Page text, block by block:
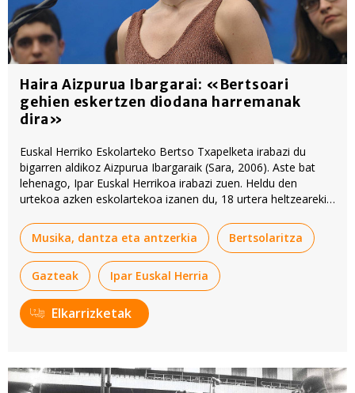
Haira Aizpurua Ibargarai: «Bertsoari
gehien eskertzen diodana harremanak
dira»
Euskal Herriko Eskolarteko Bertso Txapelketa irabazi du
bigarren aldikoz Aizpurua Ibargaraik (Sara, 2006). Aste bat
lehenago, Ipar Euskal Herrikoa irabazi zuen. Heldu den
urtekoa azken eskolartekoa izanen du, 18 urtera heltzearekin.
ari da Hendaian.
Musika, dantza eta antzerkia Bertsolaritza
Gazteak Ipar Euskal Herria
Elkarrizketak